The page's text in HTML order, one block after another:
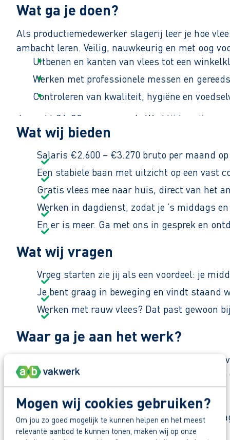
Mogen wij cookies gebruiken?
Om jou zo goed mogelijk te kunnen helpen en het meest
relevante aanbod te kunnen tonen, maken wij op onze
Wat ga je doen?
Als productiemedewerker slagerij leer je hoe
ambacht leren. Veilig, nauwkeurig en met oog
Uitbenen en kanten van vlees tot een
Werken met professionele messen en
Controleren van kwaliteit, hygiëne en
Je werkt 24–32 uur per week. Werktijden zijn
krijgt ook vlees naar huis!
Wat wij bieden
Salaris €2.600 – €3.270 bruto per maand
Een stabiele baan met uitzicht op een vast
Gratis vlees mee naar huis, direct van het
Werken in dagdienst, zodat je ’s middags
En er is meer. Ga met ons in gesprek en
Wat wij vragen
Vroeg starten zie jij als een voordeel: je
Je bent graag in beweging en vindt staand
Werken met rauw vlees? Dat past gewoon
Waar ga je aan het werk?
Je gaat aan de slag bij een gespecialiseerd
door heel Nederland. De werksfeer is nuchter
Zo maak je werk van jouw toekomst
Reageer nu op deze vacature. Al binnen 1